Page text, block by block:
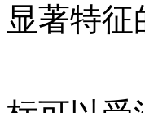
显著特